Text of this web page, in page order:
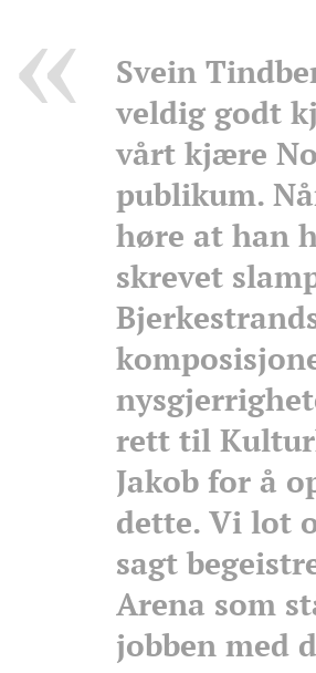
Svein
veldig godt
vårt kjære
publikum.
høre at han
skrevet
rett til
Jakob for å
dette. Vi lot
sagt
Arena som
jobben med